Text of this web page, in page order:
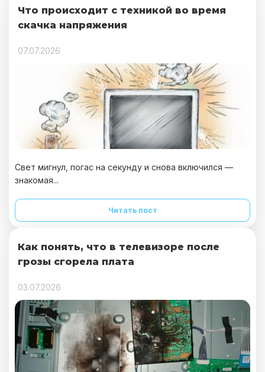
Что происходит с техникой во время
скачка напряжения
07.07.2026
Свет мигнул, погас на секунду и снова включился —
знакомая...
Читать пост
Как понять, что в телевизоре после
грозы сгорела плата
03.07.2026